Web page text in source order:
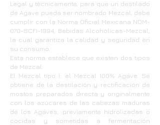
Legal y técnicamente, para que un destilado
de Agave pueda ser nombrado Mezcal, debe
cumplir con la Norma Oficial Mexicana NOM-
070-SCFI-1994, Bebidas Alcohólicas-Mezcal,
la cual garantiza la calidad y seguridad en
su consumo.
Esta norma establece que existen dos tipos
de Mezcal:
El Mezcal tipo I: el Mezcal 100% Agave. Se
obtiene de la destilación y rectificación de
mostos preparados directa y originalmente
con los azúcares de las cabezas maduras
de los Agaves; previamente hidrolizadas o
cocidas y sometidas a fermentación